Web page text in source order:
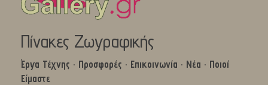
Πίνακες Ζωγραφικής
Έργα Τέχνης · Προσφορές · Επικοινωνία · Νέα · Ποιοί
Είμαστε